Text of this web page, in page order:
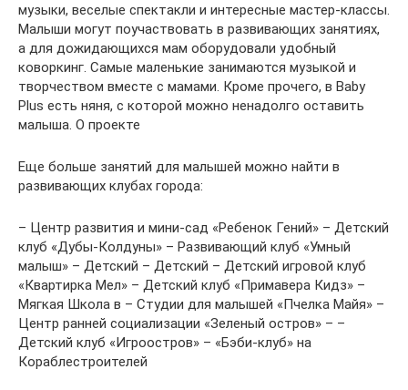
музыки, веселые спектакли и интересные мастер-классы.
Малыши могут поучаствовать в развивающих занятиях,
а для дожидающихся мам оборудовали удобный
коворкинг. Самые маленькие занимаются музыкой и
творчеством вместе с мамами. Кроме прочего, в Baby
Plus есть няня, с которой можно ненадолго оставить
малыша. О проекте
Еще больше занятий для малышей можно найти в
развивающих клубах города:
– Центр развития и мини-сад «Ребенок Гений» – Детский
клуб «Дубы-Колдуны» – Развивающий клуб «Умный
малыш» – Детский – Детский – Детский игровой клуб
«Квартирка Мел» – Детский клуб «Примавера Кидз» –
Мягкая Школа в – Студии для малышей «Пчелка Майя» –
Центр ранней социализации «Зеленый остров» – –
Детский клуб «Игроостров» – «Бэби-клуб» на
Кораблестроителей